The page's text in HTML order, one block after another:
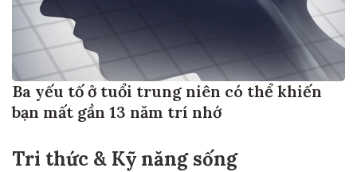
Ba yếu tố ở tuổi trung niên có thể khiến
bạn mất gần 13 năm trí nhớ
Tri thức & Kỹ năng sống